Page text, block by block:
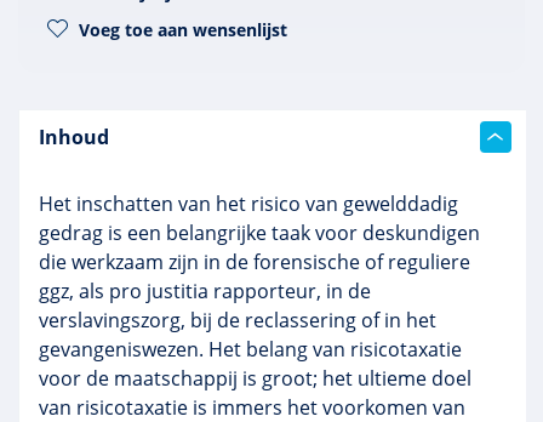
Voeg toe aan wensenlijst
Inhoud
Het inschatten van het risico van gewelddadig
gedrag is een belangrijke taak voor deskundigen
die werkzaam zijn in de forensische of reguliere
ggz, als pro justitia rapporteur, in de
verslavingszorg, bij de reclassering of in het
gevangeniswezen. Het belang van risicotaxatie
voor de maatschappij is groot; het ultieme doel
van risicotaxatie is immers het voorkomen van